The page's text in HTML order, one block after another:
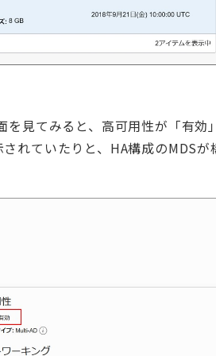
を見てみると、高可用性が「有効
れていたりと、HA構成のMDSが